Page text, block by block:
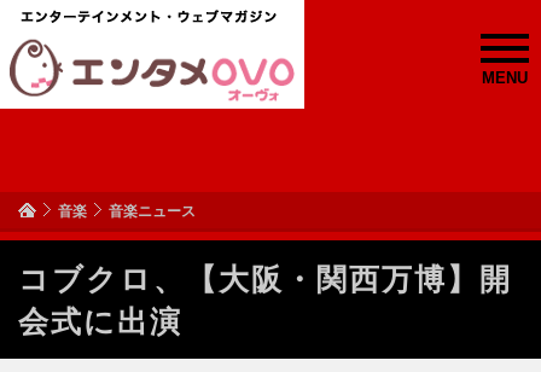
MENU
音楽 音楽ニュース
コブクロ、【大阪・関西万博】開
会式に出演